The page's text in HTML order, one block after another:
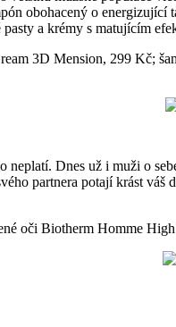
obohacený o
a krémy s matujícím
3D Mension, 299 Kč;
neplatí. Dnes už i muži o
partnera potají krást
oči Biotherm Homme